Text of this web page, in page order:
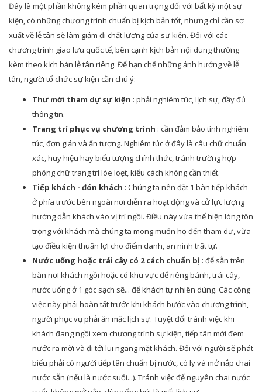
Đây là một phần không kém phần quan trọng đối với bất kỳ một sự
kiện, có những chương trình chuẩn bị kịch bản tốt, nhưng chỉ cần sơ
xuất về lễ tân sẽ làm giảm đi chất lượng của sự kiện. Đối với các
chương trình giao lưu quốc tế, bên cạnh kịch bản nội dung thường
kèm theo kịch bản lễ tân riêng. Để hạn chế những ảnh hưởng về lễ
tân, người tổ chức sự kiện cần chú ý:
Thư mời tham dự sự kiện : phải nghiêm túc, lịch sự, đầy đủ
thông tin.
Trang trí phục vụ chương trình : cần đảm bảo tính nghiêm
túc, đơn giản và ấn tượng. Nghiêm túc ở đây là câu chữ chuẩn
xác, huy hiệu hay biểu tượng chính thức, tránh trường hợp
phông chữ trang trí lòe loẹt, kiểu cách không cần thiết.
Tiếp khách - đón khách : Chúng ta nên đặt 1 bàn tiếp khách
ở phía trước bên ngoài nơi diễn ra hoạt động và cử lực lượng
hướng dẫn khách vào vị trí ngồi. Điều này vừa thể hiện lòng tôn
trọng với khách mà chúng ta mong muốn họ đến tham dự, vừa
tạo điều kiện thuận lợi cho điểm danh, an ninh trật tự.
Nước uống hoặc trái cây có 2 cách chuẩn bị : để sẵn trên
bàn nơi khách ngồi hoặc có khu vực để riêng bánh, trái cây,
nước uống ở 1 góc sạch sẽ... để khách tự nhiên dùng. Các công
việc này phải hoàn tất trước khi khách bước vào chương trình,
người phục vụ phải ăn mặc lịch sự. Tuyệt đối tránh việc khi
khách đang ngồi xem chương trình sự kiện, tiếp tân mới đem
nước ra mời và đi tới lui ngang mặt khách. Đối với người sẽ phát
biểu phải có người tiếp tân chuẩn bị nước, có ly và mở nắp chai
nước sẵn (nếu là nước suối...). Tránh việc để nguyên chai nước